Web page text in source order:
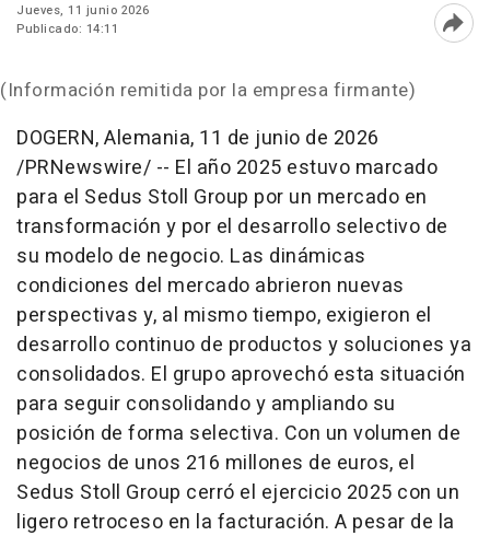
Jueves, 11 junio 2026
Publicado: 14:11
(Información remitida por la empresa firmante)
DOGERN, Alemania, 11 de junio de 2026
/PRNewswire/ -- El año 2025 estuvo marcado
para el Sedus Stoll Group por un mercado en
transformación y por el desarrollo selectivo de
su modelo de negocio. Las dinámicas
condiciones del mercado abrieron nuevas
perspectivas y, al mismo tiempo, exigieron el
desarrollo continuo de productos y soluciones ya
consolidados. El grupo aprovechó esta situación
para seguir consolidando y ampliando su
posición de forma selectiva. Con un volumen de
negocios de unos 216 millones de euros, el
Sedus Stoll Group cerró el ejercicio 2025 con un
ligero retroceso en la facturación. A pesar de la